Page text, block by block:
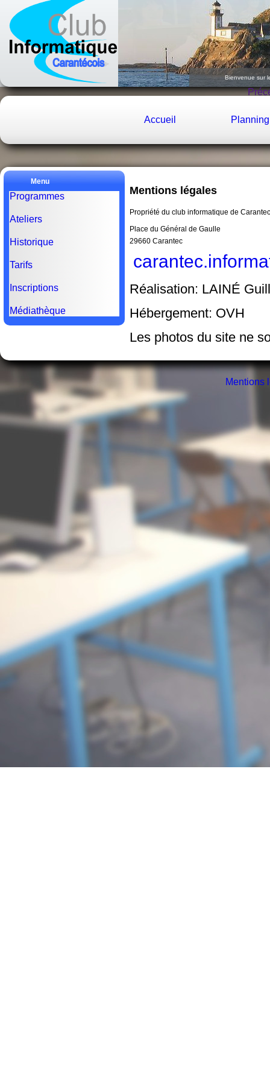
Bienvenue sur
Accueil Planning
Menu
Programmes
Ateliers
Historique
Tarifs
Inscriptions
Médiathèque
Mentions légales
Propriété du club informatique de
Place du Général de Gaulle
29660 Carantec
Réalisation: LAINÉ
Hébergement: OVH
Les photos du site ne
Mentions